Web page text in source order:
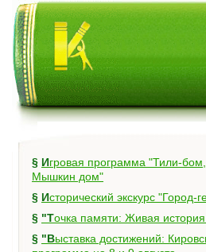
§ Игровая программа "Тили-бом, тили-бом, мы играем в
Мышкин дом"
§
Исторический экскурс "Город-
§
"Точка памяти: Живая
§ "Выставка достижений: Кировский": культурная